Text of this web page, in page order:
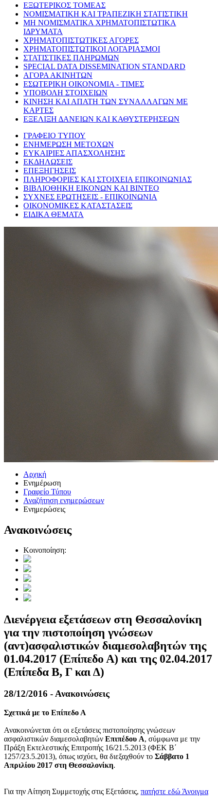
ΕΞΩΤΕΡΙΚΟΣ ΤΟΜΕΑΣ
ΝΟΜΙΣΜΑΤΙΚΗ ΚΑΙ ΤΡΑΠΕΖΙΚΗ ΣΤΑΤΙΣΤΙΚΗ
ΜΗ ΝΟΜΙΣΜΑΤΙΚΑ ΧΡΗΜΑΤΟΠΙΣΤΩΤΙΚΑ
ΙΔΡΥΜΑΤΑ
ΧΡΗΜΑΤΟΠΙΣΤΩΤΙΚΕΣ ΑΓΟΡΕΣ
ΧΡΗΜΑΤΟΠΙΣΤΩΤΙΚΟΙ ΛΟΓΑΡΙΑΣΜΟΙ
ΣΤΑΤΙΣΤΙΚΕΣ ΠΛΗΡΩΜΩΝ
SPECIAL DATA DISSEMINATION STANDARD
ΑΓΟΡΑ ΑΚΙΝΗΤΩΝ
ΕΣΩΤΕΡΙΚΗ ΟΙΚΟΝΟΜΙΑ - ΤΙΜΕΣ
ΥΠΟΒΟΛΗ ΣΤΟΙΧΕΙΩΝ
ΚΙΝΗΣΗ ΚΑΙ ΑΠΑΤΗ ΤΩΝ ΣΥΝΑΛΛΑΓΩΝ ΜΕ
ΚΑΡΤΕΣ
ΕΞΕΛΙΞΗ ΔΑΝΕΙΩΝ ΚΑΙ ΚΑΘΥΣΤΕΡΗΣΕΩΝ
ΓΡΑΦΕΙΟ ΤΥΠΟΥ
ΕΝΗΜΕΡΩΣΗ ΜΕΤΟΧΩΝ
ΕΥΚΑΙΡΙΕΣ ΑΠΑΣΧΟΛΗΣΗΣ
ΕΚΔΗΛΩΣΕΙΣ
ΕΠΕΞΗΓΗΣΕΙΣ
ΠΛΗΡΟΦΟΡΙΕΣ ΚΑΙ ΣΤΟΙΧΕΙΑ ΕΠΙΚΟΙΝΩΝΙΑΣ
ΒΙΒΛΙΟΘΗΚΗ ΕΙΚΟΝΩΝ ΚΑΙ ΒΙΝΤΕΟ
ΣΥΧΝΕΣ ΕΡΩΤΗΣΕΙΣ - ΕΠΙΚΟΙΝΩΝΙΑ
ΟΙΚΟΝΟΜΙΚΕΣ ΚΑΤΑΣΤΑΣΕΙΣ
ΕΙΔΙΚΑ ΘΕΜΑΤΑ
Αρχική
Ενημέρωση
Γραφείο Τύπου
Αναζήτηση ενημερώσεων
Ενημερώσεις
Ανακοινώσεις
Κοινοποίηση:
Διενέργεια εξετάσεων στη Θεσσαλονίκη
για την πιστοποίηση γνώσεων
(αντ)ασφαλιστικών διαμεσολαβητών της
01.04.2017 (Επίπεδο Α) και της 02.04.2017
(Επίπεδα Β, Γ και Δ)
28/12/2016 - Ανακοινώσεις
Σχετικά με το Επίπεδο Α
Ανακοινώνεται ότι οι εξετάσεις πιστοποίησης γνώσεων
ασφαλιστικών διαμεσολαβητών Επιπέδου A, σύμφωνα με την
Πράξη Εκτελεστικής Επιτροπής 16/21.5.2013 (ΦΕΚ Β΄
1257/23.5.2013), όπως ισχύει, θα διεξαχθούν το Σάββατο 1
Απριλίου 2017 στη Θεσσαλονίκη.
Για την Αίτηση Συμμετοχής στις Εξετάσεις, πατήστε εδώ Άνοιγμα